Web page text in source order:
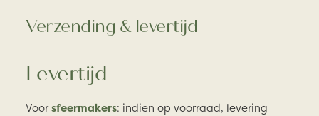
Verzending & levertijd
Levertijd
Voorsfeermakers: indien op voorraad, levering